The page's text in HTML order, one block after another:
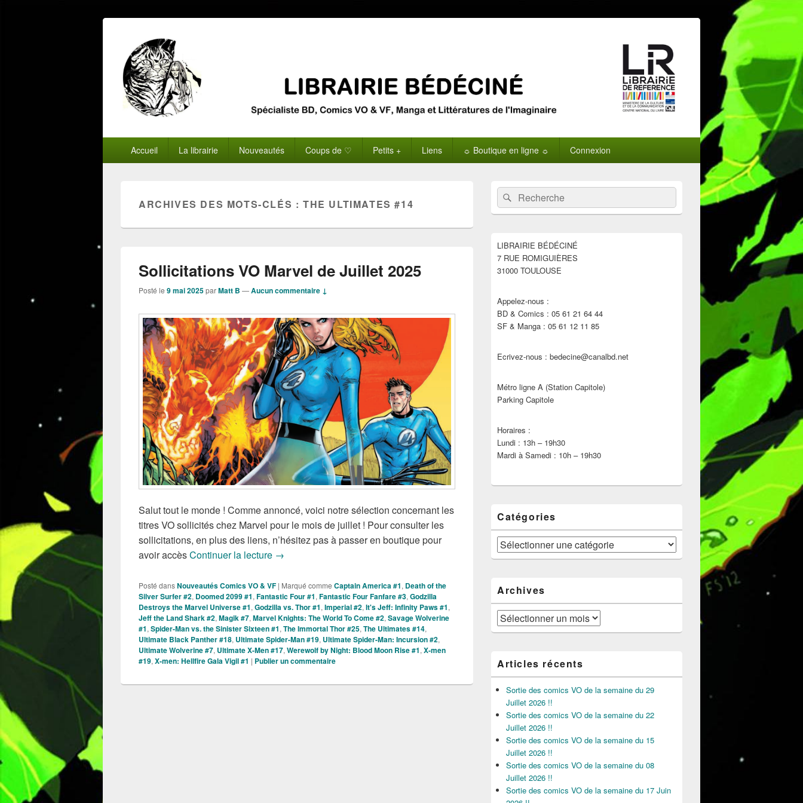
principalAccueil La librairie Nouveautés Coups de ♡ Petits + Liens ☼ Boutique en ligne ☼ Connexion
ARCHIVES DES MOTS-CLÉS :THE ULTIMATES #14
Sollicitations VO Marvel de Juillet 2025
Posté le 9 mai 2025parMatt B —Aucun commentaire ↓
Salut tout le monde ! Comme annoncé, voici notre sélection concernant les
titres VO sollicités chez Marvel pour le mois de juillet ! Pour consulter les
sollicitations, en plus des liens, n’hésitez pas à passer en boutique pour
avoir accèsContinuer la lecture Sollicitations VO Marvel de Juillet 2025
→
Posté dansNouveautés Comics VO & VF | Marqué comme Captain America #1, Death of the
Silver Surfer #2, Doomed 2099 #1,Fantastic Four #1,Fantastic Four Fanfare #3,Godzilla
Destroys the Marvel Universe #1,Godzilla vs. Thor #1,Imperial #2,It's Jeff: Infinity Paws #1,
Jeff the Land Shark #2,Magik #7,Marvel Knights: The World To Come #2,Savage Wolverine
#1,Spider-Man vs. the Sinister Sixteen #1,The Immortal Thor #25,The Ultimates #14,
Ultimate Black Panther #18, Ultimate Spider-Man #19, Ultimate Spider-Man: Incursion #2,
Ultimate Wolverine #7, Ultimate X-Men #17,Werewolf by Night: Blood Moon Rise #1,X-men
#19,X-men: Hellfire Gala Vigil #1 | Publier un commentaire
Zone
principale
de
widget
barre
latérale
Recherche :Rechercher
LIBRAIRIE BÉDÉCINÉ
7 RUE ROMIGUIÈRES
31000 TOULOUSE
Appelez-nous :
BD & Comics : 05 61 21 64 44
SF & Manga : 05 61 12 11 85
Ecrivez-nous : bedecine@canalbd.net
Métro ligne A (Station Capitole)
Parking Capitole
Horaires :
Lundi : 13h – 19h30
Mardi à Samedi : 10h – 19h30
Catégories
Catégories
Archives
Archives
Articles récents
Sortie des comics VO de la semaine du 29
Juillet 2026 !!
Sortie des comics VO de la semaine du 22
Juillet 2026 !!
Sortie des comics VO de la semaine du 15
Juillet 2026 !!
Sortie des comics VO de la semaine du 08
Juillet 2026 !!
Sortie des comics VO de la semaine du 17 Juin